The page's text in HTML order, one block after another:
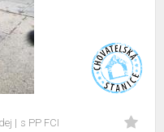
s PP FCI